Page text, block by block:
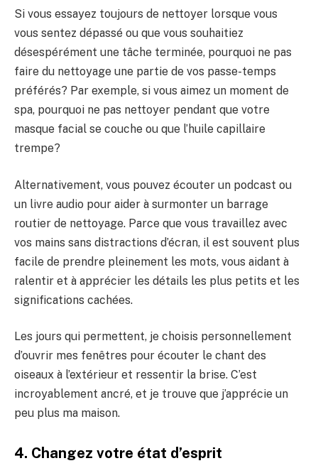
Si vous essayez toujours de nettoyer lorsque vous
vous sentez dépassé ou que vous souhaitiez
désespérément une tâche terminée, pourquoi ne pas
faire du nettoyage une partie de vos passe-temps
préférés? Par exemple, si vous aimez un moment de
spa, pourquoi ne pas nettoyer pendant que votre
masque facial se couche ou que l’huile capillaire
trempe?
Alternativement, vous pouvez écouter un podcast ou
un livre audio pour aider à surmonter un barrage
routier de nettoyage. Parce que vous travaillez avec
vos mains sans distractions d’écran, il est souvent plus
facile de prendre pleinement les mots, vous aidant à
ralentir et à apprécier les détails les plus petits et les
significations cachées.
Les jours qui permettent, je choisis personnellement
d’ouvrir mes fenêtres pour écouter le chant des
oiseaux à l’extérieur et ressentir la brise. C’est
incroyablement ancré, et je trouve que j’apprécie un
peu plus ma maison.
4. Changez votre état d’esprit